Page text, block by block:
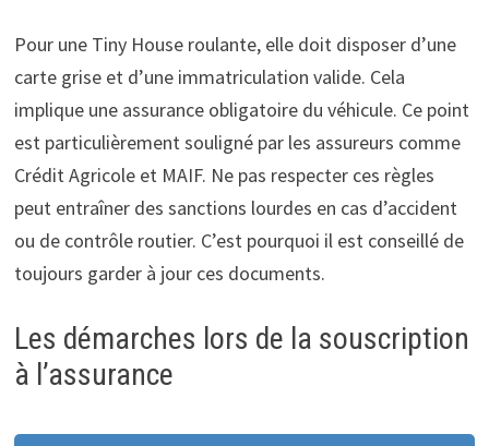
Pour une Tiny House roulante, elle doit disposer d’une
carte grise et d’une immatriculation valide. Cela
implique une assurance obligatoire du véhicule. Ce point
est particulièrement souligné par les assureurs comme
Crédit Agricole et MAIF. Ne pas respecter ces règles
peut entraîner des sanctions lourdes en cas d’accident
ou de contrôle routier. C’est pourquoi il est conseillé de
toujours garder à jour ces documents.
Les démarches lors de la souscription
à l’assurance